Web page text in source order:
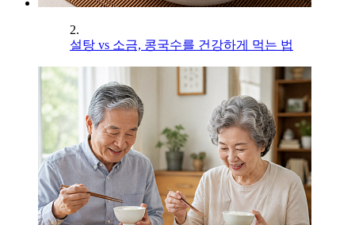
2.
설탕 vs 소금, 콩국수를 건강하게 먹는 법